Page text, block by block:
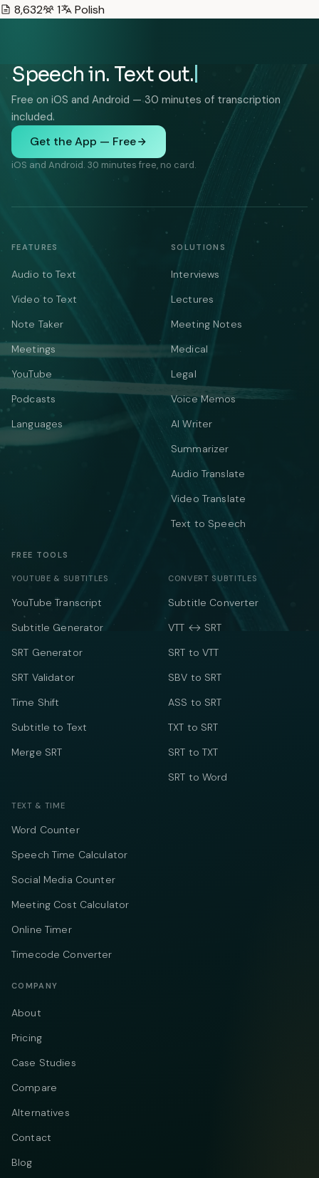
8,632
1 Polish
Speech in. Text out.
Free on iOS and Android — 30 minutes of transcription
included.
Get the App — Free
iOS and Android. 30 minutes free, no card.
FEATURES
Audio to Text
Video to Text
Note Taker
Meetings
YouTube
Podcasts
Languages
SOLUTIONS
Interviews
Lectures
Meeting Notes
Medical
Legal
Voice Memos
AI Writer
Summarizer
Audio Translate
Video Translate
Text to Speech
FREE TOOLS
YOUTUBE & SUBTITLES
YouTube Transcript
Subtitle Generator
SRT Generator
SRT Validator
Time Shift
Subtitle to Text
Merge SRT
CONVERT SUBTITLES
Subtitle Converter
VTT ↔ SRT
SRT to VTT
SBV to SRT
ASS to SRT
TXT to SRT
SRT to TXT
SRT to Word
TEXT & TIME
Word Counter
Speech Time Calculator
Social Media Counter
Meeting Cost Calculator
Online Timer
Timecode Converter
COMPANY
About
Pricing
Case Studies
Compare
Alternatives
Contact
Blog